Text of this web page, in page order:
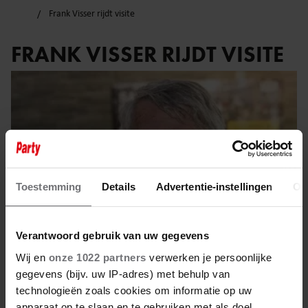
Toestemming Details Advertentie-instellingen
Verantwoord gebruik van uw gegevens
Wij en onze 1022 partners verwerken je persoonlijke
gegevens (bijv. uw IP-adres) met behulp van
technologieën zoals cookies om informatie op uw
Frank Visser rijdt visite
FRANK VISSER RIJDT VISITE
17 mei 2025